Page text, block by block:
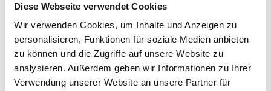
Diese Webseite verwendet Cookies
Wir verwenden Cookies, um Inhalte und Anzeigen zu
personalisieren, Funktionen für soziale Medien anbieten
zu können und die Zugriffe auf unsere Website zu
analysieren. Außerdem geben wir Informationen zu Ihrer
Verwendung unserer Website an unsere Partner für
SOSBUN 2D LADY - winddicht -
forest BLAZE
Artikel-Nr.XHSBW
Erhältlich seit 28.10.2023
weiche, absolut lautlose (aufgerauhte Oberfläche)
Softshell-Jacke mit Windtech-Technologie! absolut